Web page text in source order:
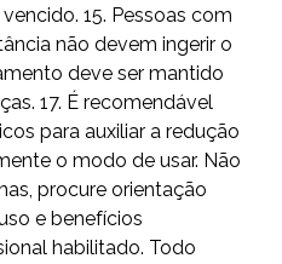
15. Pessoas com
não devem ingerir o
deve ser mantido
17. É recomendável
para auxiliar a redução
o modo de usar. Não
procure orientação
e benefícios
habilitado. Todo